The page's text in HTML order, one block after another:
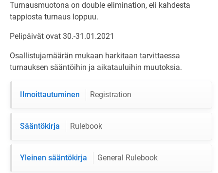
Turnausmuotona on double elimination, eli kahdesta
tappiosta turnaus loppuu.
Pelipäivät ovat 30.-31.01.2021
Osallistujamäärän mukaan harkitaan tarvittaessa
turnauksen sääntöihin ja aikatauluihin muutoksia.
Ilmoittautuminen Registration
Sääntökirja Rulebook
Yleinen sääntökirja General Rulebook